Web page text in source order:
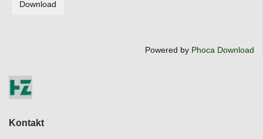
Powered by Phoca Download
Kontakt